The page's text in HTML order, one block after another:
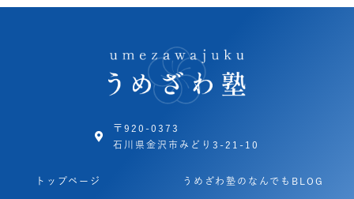
〒920-0373
石川県金沢市みどり3-21-10
トップページ うめざわ塾のなんでもBLOG